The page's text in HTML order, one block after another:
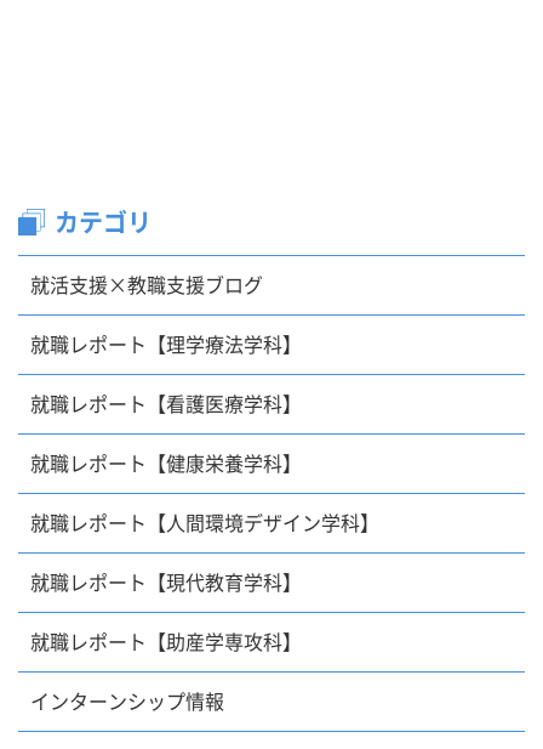
カテゴリ
就活支援×教職支援ブログ
就職レポート【理学療法学科】
就職レポート【看護医療学科】
就職レポート【健康栄養学科】
就職レポート【人間環境デザイン学科】
就職レポート【現代教育学科】
就職レポート【助産学専攻科】
インターンシップ情報